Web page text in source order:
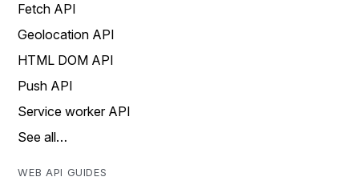
Fetch API
Geolocation API
HTML DOM API
Push API
Service worker API
See all…
WEB API GUIDES